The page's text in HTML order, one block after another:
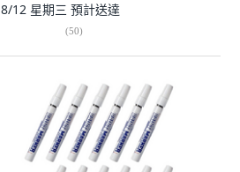
8/12 星期三 預計送達
(50)